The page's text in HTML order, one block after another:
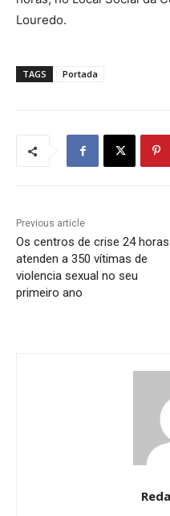
Louredo.
TAGS Portada
Previous article
Os centros de crise 24 horas
atenden a 350 vítimas de
violencia sexual no seu
primeiro ano